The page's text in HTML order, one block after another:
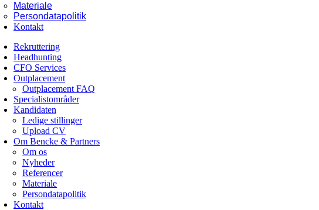
Materiale
Persondatapolitik
Kontakt
Rekruttering
Headhunting
CFO Services
Outplacement
Outplacement FAQ
Specialistområder
Kandidaten
Ledige stillinger
Upload CV
Om Bencke & Partners
Om os
Nyheder
Referencer
Materiale
Persondatapolitik
Kontakt